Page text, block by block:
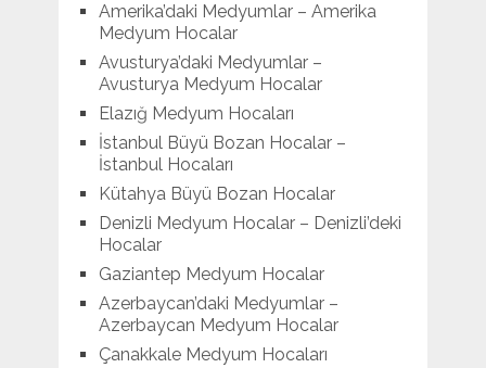
Amerika’daki Medyumlar – Amerika
Medyum Hocalar
Avusturya’daki Medyumlar –
Avusturya Medyum Hocalar
Elazığ Medyum Hocaları
İstanbul Büyü Bozan Hocalar –
İstanbul Hocaları
Kütahya Büyü Bozan Hocalar
Denizli Medyum Hocalar – Denizli’deki
Hocalar
Gaziantep Medyum Hocalar
Azerbaycan’daki Medyumlar –
Azerbaycan Medyum Hocalar
Çanakkale Medyum Hocaları